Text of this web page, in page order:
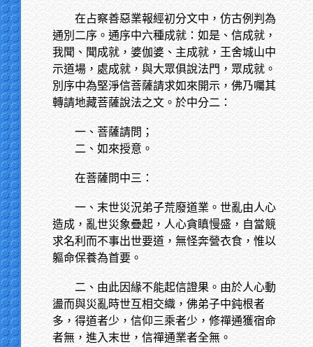
在占察善惡業報經初分文中，仿古例判為
通別二序。通序中六種成就：如是、信成就，
我聞、聞成就，婆伽婆、主成就，王舍城山中
示道場，處成就，與大眾俱說法門，眾成就。
別序中為堅淨信菩薩請求如來開示，佛乃囑其
轉請地藏菩薩說法之文。於中分二：
一、菩薩請問；
二、如來授意。
在菩薩問中三：
一、末世災況弟子荒廢道業。世亂由人心
造成，亂世災象疊起，人心貪瞋慢盛，自當競
求名利而不事出世要道，無怪奔營衣食，惟以
軀命保養為首要。
二、由此因緣不能起信證果。由於人心動
盪而與災亂時世互相交織，佛弟子中鈍根者
多，得道者少，信仰三乘者少，修禪通獲宿命
者無，進入末世，信禪通業者全無。